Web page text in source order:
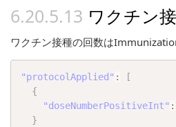
ワクチン
ワクチン接種の回数は
"protocolApplied" :
[
{
"doseNumberPositiveInt" :
}